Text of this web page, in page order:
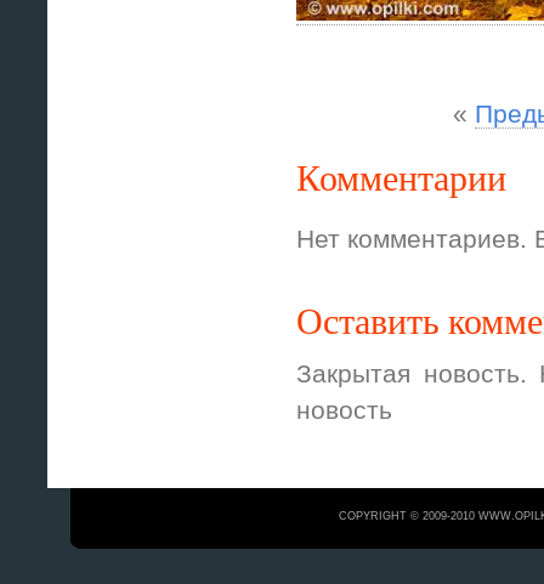
«
Комментарии
Нет
Оставить
Закрытая
новость
COPYRIGHT © 2009-2010